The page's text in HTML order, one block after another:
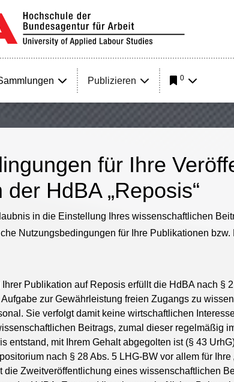
Publizieren 0
für Ihre
HdBA „Reposis“
in die Einstellung Ihres wissenschaftlichen
Nutzungsbedingungen für Ihre Publikationen bzw.
Ihrer Publikation auf Reposis erfüllt die HdBA nach §
zur Gewährleistung freien Zugangs zu
Sie verfolgt damit keine wirtschaftlichen
Beitrags, zumal dieser regelmäßig
entstand, mit Ihrem Gehalt abgegolten ist (§ 43
nach § 28 Abs. 5 LHG-BW vor allem für Ihre
die Zweitveröffentlichung eines wissenschaftlichen